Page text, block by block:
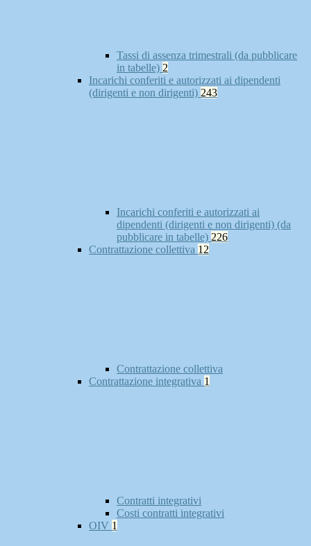
Tassi di assenza trimestrali (da pubblicare
in tabelle) 2
Incarichi conferiti e autorizzati ai dipendenti
(dirigenti e non dirigenti) 243
Incarichi conferiti e autorizzati ai
dipendenti (dirigenti e non dirigenti) (da
pubblicare in tabelle) 226
Contrattazione collettiva 12
Contrattazione collettiva
Contrattazione integrativa 1
Contratti integrativi
Costi contratti integrativi
OIV 1